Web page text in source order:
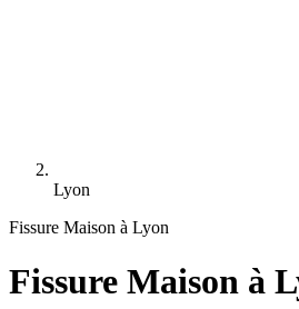
Lyon
Fissure Maison à Lyon
Fissure Maison à